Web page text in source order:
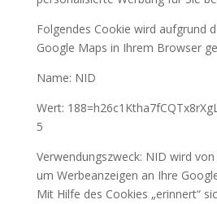
Folgendes Cookie wird aufgrund
Google Maps in Ihrem Browser
Name: NID
Wert:
5
Verwendungszweck: NID wird
um Werbeanzeigen an Ihre
Mit Hilfe des Cookies „erinnert“